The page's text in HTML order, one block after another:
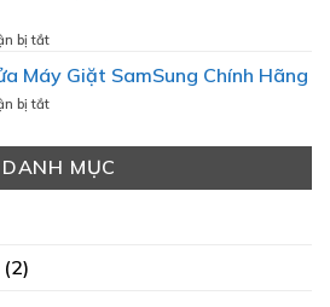
SAO
SỰ
MINH
BẠCH
TIÊN
HÀNG
CHỮA
GIẶT
THÀNH
PHÁT
bị tắtở
Giá
Sửa
Lạnh
Máy Giặt SamSung Chính Hãng
bị tắtở
Tâm
Sửa
DANH MỤC
(2)